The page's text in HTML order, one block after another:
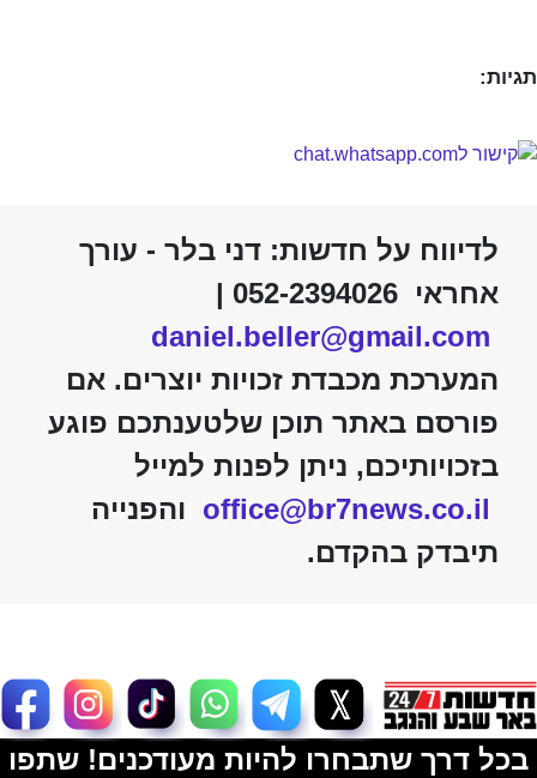
תגיות:
לדיווח על חדשות: דני בלר - עורך
אחראי 052-2394026 |
daniel.beller@gmail.com
המערכת מכבדת זכויות יוצרים. אם
פורסם באתר תוכן שלטענתכם פוגע
בזכויותיכם, ניתן לפנות למייל
office@br7news.co.il והפנייה
תיבדק בהקדם.
בכל דרך שתבחרו להיות מעודכנים! שתפו